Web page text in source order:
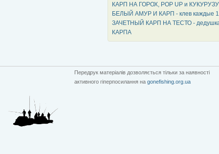
КАРП НА ГОРОХ, POP UP и КУКУРУЗУ
БЕЛЫЙ АМУР И КАРП - клев каждые
ЗАЧЕТНЫЙ КАРП НА ТЕСТО - дедушка
КАРПА
Передрук матеріалів дозволяється тільки за наявності
активного гіперпосилання на gonefishing.org.ua